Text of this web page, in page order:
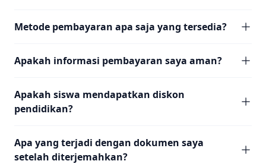
Metode pembayaran apa saja yang tersedia?
Apakah informasi pembayaran saya aman?
Apakah siswa mendapatkan diskon
pendidikan?
Apa yang terjadi dengan dokumen saya
setelah diterjemahkan?